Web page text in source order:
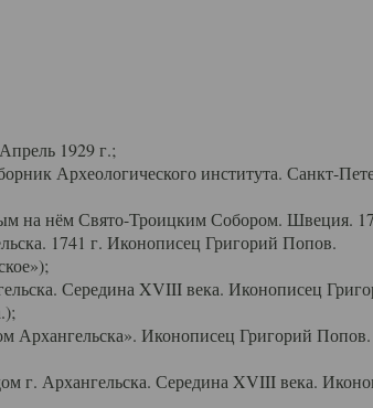
1929 г.;
Археологического института. Санкт-
на нём Свято-Троицким Собором. Швеция.
1741 г. Иконописец Григорий Попов.
Середина XVIII века. Иконописец
Иконописец Григорий Попов.
г. Архангельска. Середина XVIII века.